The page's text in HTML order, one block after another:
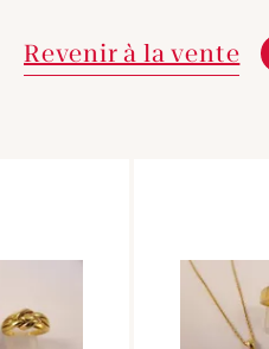
Revenir à la vente